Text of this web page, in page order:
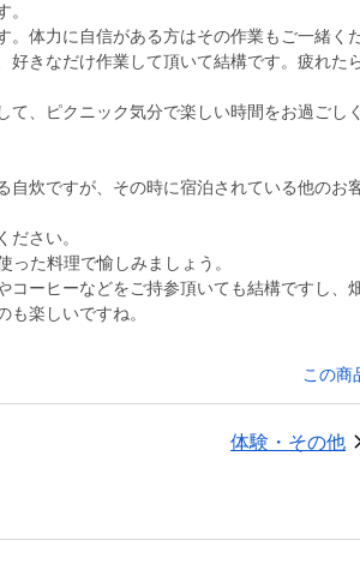
。
体力に自信がある方はその作業もご一緒くだ
好きなだけ作業して頂いて結構です。疲れた
て、ピクニック気分で楽しい時間をお過ごし
炊ですが、その時に宿泊されている他のお
ださい。
った料理で愉しみましょう。
コーヒーなどをご持参頂いても結構ですし、
も楽しいですね。
この商
体験・その他